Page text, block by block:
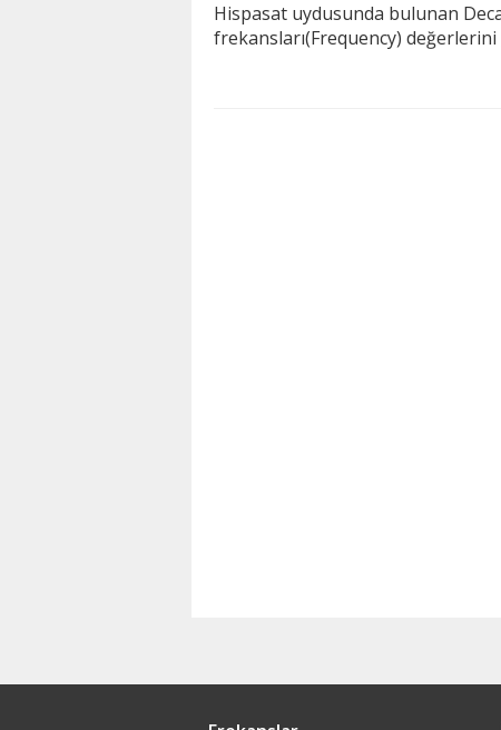
Hispasat uydusunda bulunan
frekansları(Frequency)